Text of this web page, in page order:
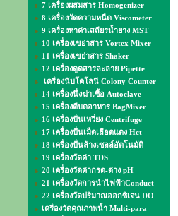
7 เครื่องผสมสาร Homogenizer
8 เครื่องวัดความหนืด Viscometer
9 เครื่องหาค่าเสถียรน้ำยาง MST
10 เครื่องเขย่าสาร Vortex Mixer
11 เครื่องเขย่าสาร Shaker
12 เครื่องดูดสารละลาย Pipette
เครื่องนับโคโลนี Colony Counter
14 เครื่องนึ่งฆ่าเชื้อ Autoclave
15 เครื่องตีบดอาหาร BagMixer
16 เครื่องปั่นเหวี่ยง Centrifuge
17 เครื่องปั่นเม็ดเลือดแดง Hct
18 เครื่องปั่นล้างเซลล์อัตโนมัติ
19 เครื่องวัดค่า TDS
20 เครื่องวัดค่ากรด-ด่าง pH
21 เครื่องวัดการนำไฟฟ้าConduct
22 เครื่องวัดปริมาณออกซิเจน DO
เครื่องวัดคุณภาพน้ำ Multi-para